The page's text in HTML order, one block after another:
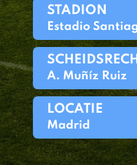
STADION
Estadio
A. Muñíz Ruiz
LOCATIE
Madrid